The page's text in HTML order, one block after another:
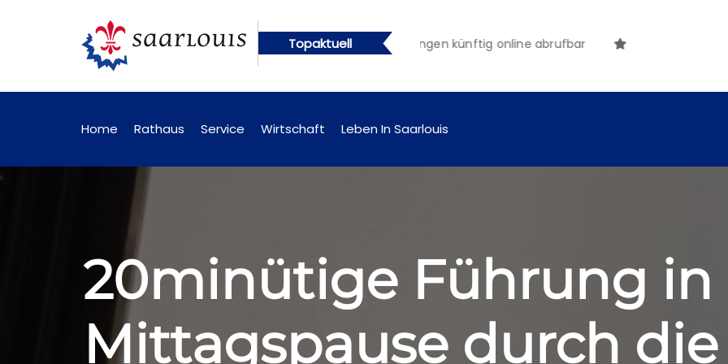
Topaktuell
künftig online abrufbar Öffentliche Bekanntmachungen künftig online abrufbar
Home Rathaus Service Wirtschaft Leben In Saarlouis
20minütige Führung in
Mittagspause durch die